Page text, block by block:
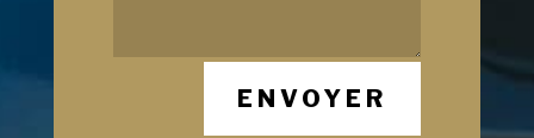
ENVOYER